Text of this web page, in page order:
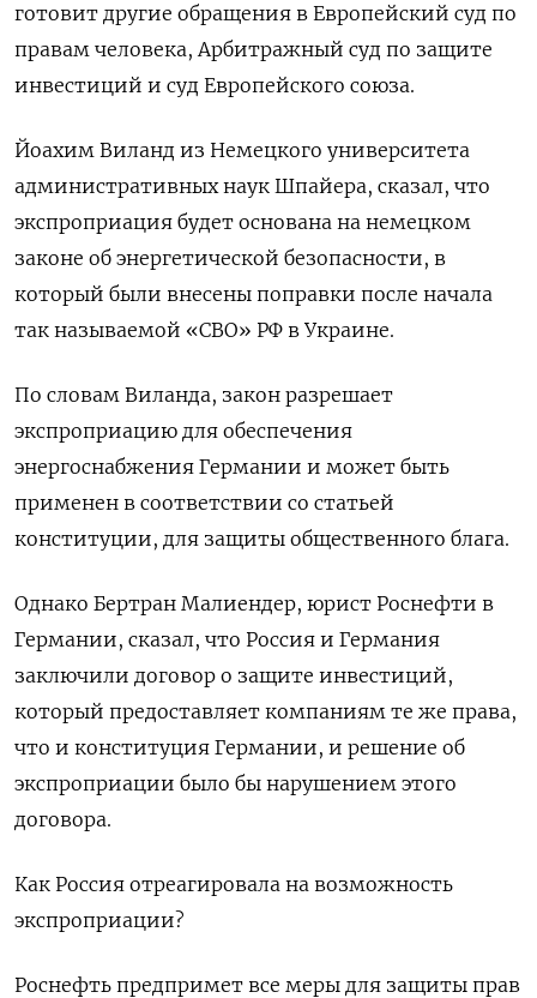
готовит другие обращения в Европейский суд по
правам человека, Арбитражный суд по защите
инвестиций и суд Европейского союза.
Йоахим Виланд из Немецкого университета
административных наук Шпайера, сказал, что
экспроприация будет основана на немецком
законе об энергетической безопасности, в
который были внесены поправки после начала
так называемой «СВО» РФ в Украине.
По словам Виланда, закон разрешает
экспроприацию для обеспечения
энергоснабжения Германии и может быть
применен в соответствии со статьей
конституции, для защиты общественного блага.
Однако Бертран Малиендер, юрист Роснефти в
Германии, сказал, что Россия и Германия
заключили договор о защите инвестиций,
который предоставляет компаниям те же права,
что и конституция Германии, и решение об
экспроприации было бы нарушением этого
договора.
Как Россия отреагировала на возможность
экспроприации?
Роснефть предпримет все меры для защиты прав